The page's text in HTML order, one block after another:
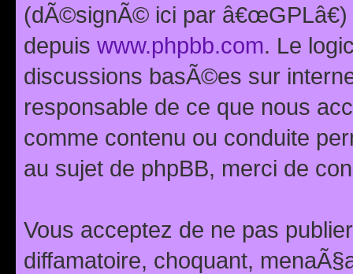
(dÃ©signÃ© ici par
depuis www.phpbb.com. Le
discussions basÃ©es sur
responsable de ce que nous
comme contenu ou conduite
au sujet de phpBB, merci de
Vous acceptez de ne pas
diffamatoire, choquant,